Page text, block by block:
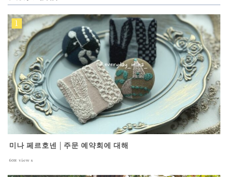
미나 페르호넨 | 주문 예약회에 대해
608 views